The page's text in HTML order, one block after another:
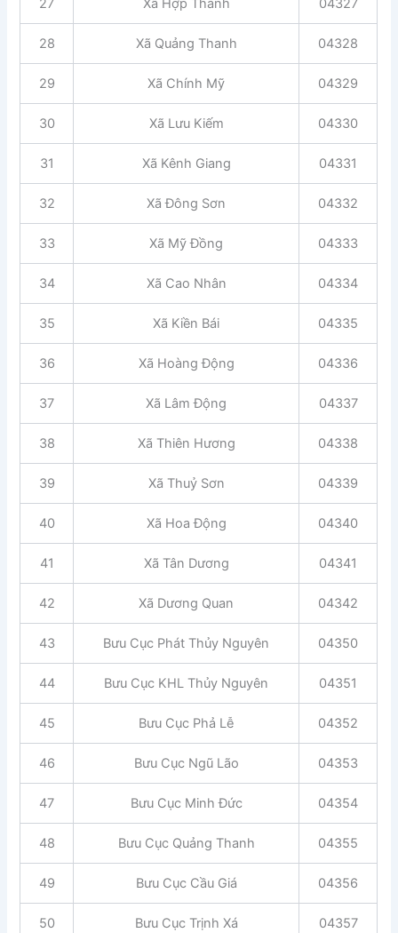
27 Xã Hợp Thành 04327
28 Xã Quảng Thanh 04328
29 Xã Chính Mỹ 04329
30 Xã Lưu Kiếm 04330
31 Xã Kênh Giang 04331
32 Xã Đông Sơn 04332
33 Xã Mỹ Đồng 04333
34 Xã Cao Nhân 04334
35 Xã Kiền Bái 04335
36 Xã Hoàng Động 04336
37 Xã Lâm Động 04337
38 Xã Thiên Hương 04338
39 Xã Thuỷ Sơn 04339
40 Xã Hoa Động 04340
41 Xã Tân Dương 04341
42 Xã Dương Quan 04342
43 Bưu Cục Phát Thủy Nguyên 04350
44 Bưu Cục KHL Thủy Nguyên 04351
45 Bưu Cục Phả Lễ 04352
46 Bưu Cục Ngũ Lão 04353
47 Bưu Cục Minh Đức 04354
48 Bưu Cục Quảng Thanh 04355
49 Bưu Cục Cầu Giá 04356
50 Bưu Cục Trịnh Xá 04357